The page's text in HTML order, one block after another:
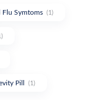
Flu Symtoms (1)
Pill (1)